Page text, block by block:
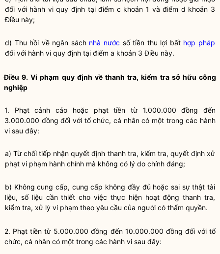
đối với hành vi quy định tại điểm c khoản 1 và điểm d khoản 3
Điều này;
d) Thu hồi về ngân sách nhà nước số tiền thu lợi bất hợp pháp
đối với hành vi quy định tại điểm a khoản 3 Điều này.
Điều 9. Vi phạm quy định về thanh tra, kiểm tra sở hữu công
nghiệp
1. Phạt cảnh cáo hoặc phạt tiền từ 1.000.000 đồng đến
3.000.000 đồng đối với tổ chức, cá nhân có một trong các hành
vi sau đây:
a) Từ chối tiếp nhận quyết định thanh tra, kiểm tra, quyết định xử
phạt vi phạm hành chính mà không có lý do chính đáng;
b) Không cung cấp, cung cấp không đầy đủ hoặc sai sự thật tài
liệu, số liệu cần thiết cho việc thực hiện hoạt động thanh tra,
kiểm tra, xử lý vi phạm theo yêu cầu của người có thẩm quyền.
2. Phạt tiền từ 5.000.000 đồng đến 10.000.000 đồng đối với tổ
chức, cá nhân có một trong các hành vi sau đây: